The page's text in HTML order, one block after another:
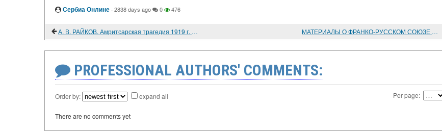
Сербиа Онлине · 2838 days ago 0 476
А. В. РАЙКОВ. Амритсарская трагедия 1919 г. и освободительное движение в Индии. М. Наука. 1985. 131 с. МАТЕРИАЛЫ О ФРАНКО-РУССКОМ СОЮЗЕ В КОЛЛЕКЦИЯХ ГИМ'а
PROFESSIONAL AUTHORS' COMMENTS:
Order by: expand all Per page:
There are no comments yet